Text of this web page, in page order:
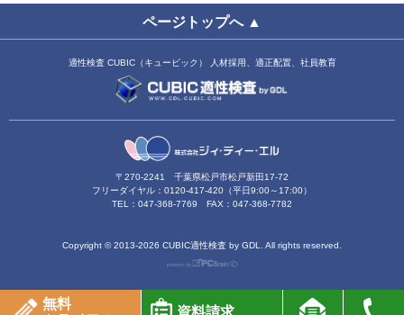
ページトップへ ▲
適性検査 CUBIC（キュービック） 人材採用、適正配置、社員教育
〒270-2241 千葉県松戸市松戸新田17-72
フリーダイヤル：0120-417-420（平日9:00～17:00）
TEL：047-368-7769 FAX：047-368-7782
Copyright ©2013-2026 CUBIC適性検査 by GDL. All rights reserved.
無料
資料請求